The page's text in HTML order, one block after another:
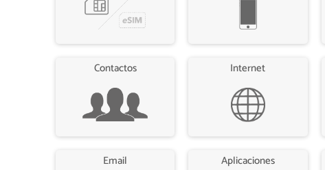
Contactos Internet
Email Aplicaciones